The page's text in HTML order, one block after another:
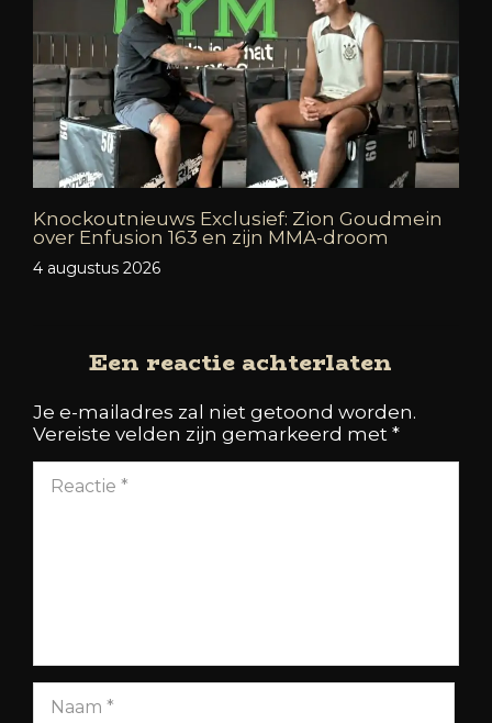
Knockoutnieuws Exclusief: Zion Goudmein
over Enfusion 163 en zijn MMA-droom
4 augustus 2026
Een reactie achterlaten
Je e-mailadres zal niet getoond worden.
Vereiste velden zijn gemarkeerd met *